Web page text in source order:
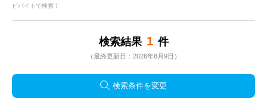
ビバイトで検索！
検索結果 1 件
（最終更新日：2026年8月9日）
検索条件を変更